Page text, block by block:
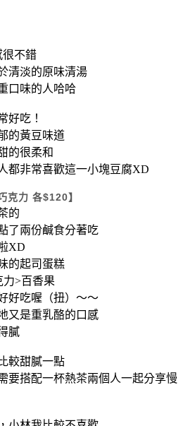
很不錯
清淡的原味清湯
口味的人哈哈
好吃！
的黃豆味道
的很柔和
都非常喜歡這一小塊豆腐XD
克力 各$120】
的
了兩份鹹食分著吃
XD
的起司蛋糕
力>百香果
好吃喔（扭）～～
又是重乳酪的口感
膩
較甜膩一點
要搭配一杯熱茶兩個人一起分享慢